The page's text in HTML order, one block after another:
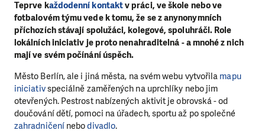
Teprve každodenní kontaktv práci, ve škole nebo ve
fotbalovém týmu vede k tomu, že se z anynonymních
příchozích stávají spolužáci, kolegové, spoluhráči. Role
lokálních iniciativ je proto nenahraditelná - a mnohé z nich
mají ve svém počínání úspěch.
Město Berlín, ale i jiná města, na svém webu vytvořila mapu
iniciativspeciálně zaměřených na uprchlíky nebo jim
otevřených. Pestrost nabízených aktivit je obrovská - od
doučování dětí, pomoci na úřadech, sportu až po společné
zahradničení nebodivadlo.